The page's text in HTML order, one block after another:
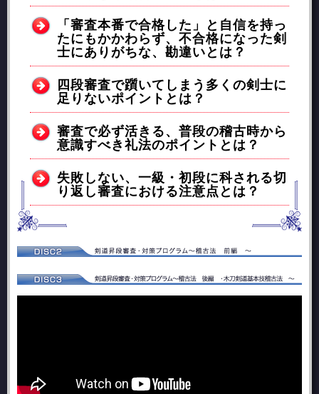
「審査本番で合格した」と自信を持っ
たにもかかわらず、不合格になった剣
士にありがちな、勘違いとは？
四段審査で躓いてしまう多くの剣士に
足りないポイントとは？
審査で必ず活きる、普段の稽古時から
意識すべき礼法のポイントとは？
失敗しない、一級・初段に科される切
り返し審査における注意点とは？